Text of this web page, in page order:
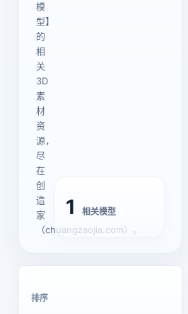
模
型】
的
相
关
3D
素
材
资
源，
尽
在
创
造
家
（chuangzaojia.com）。
1 相关模型
排序